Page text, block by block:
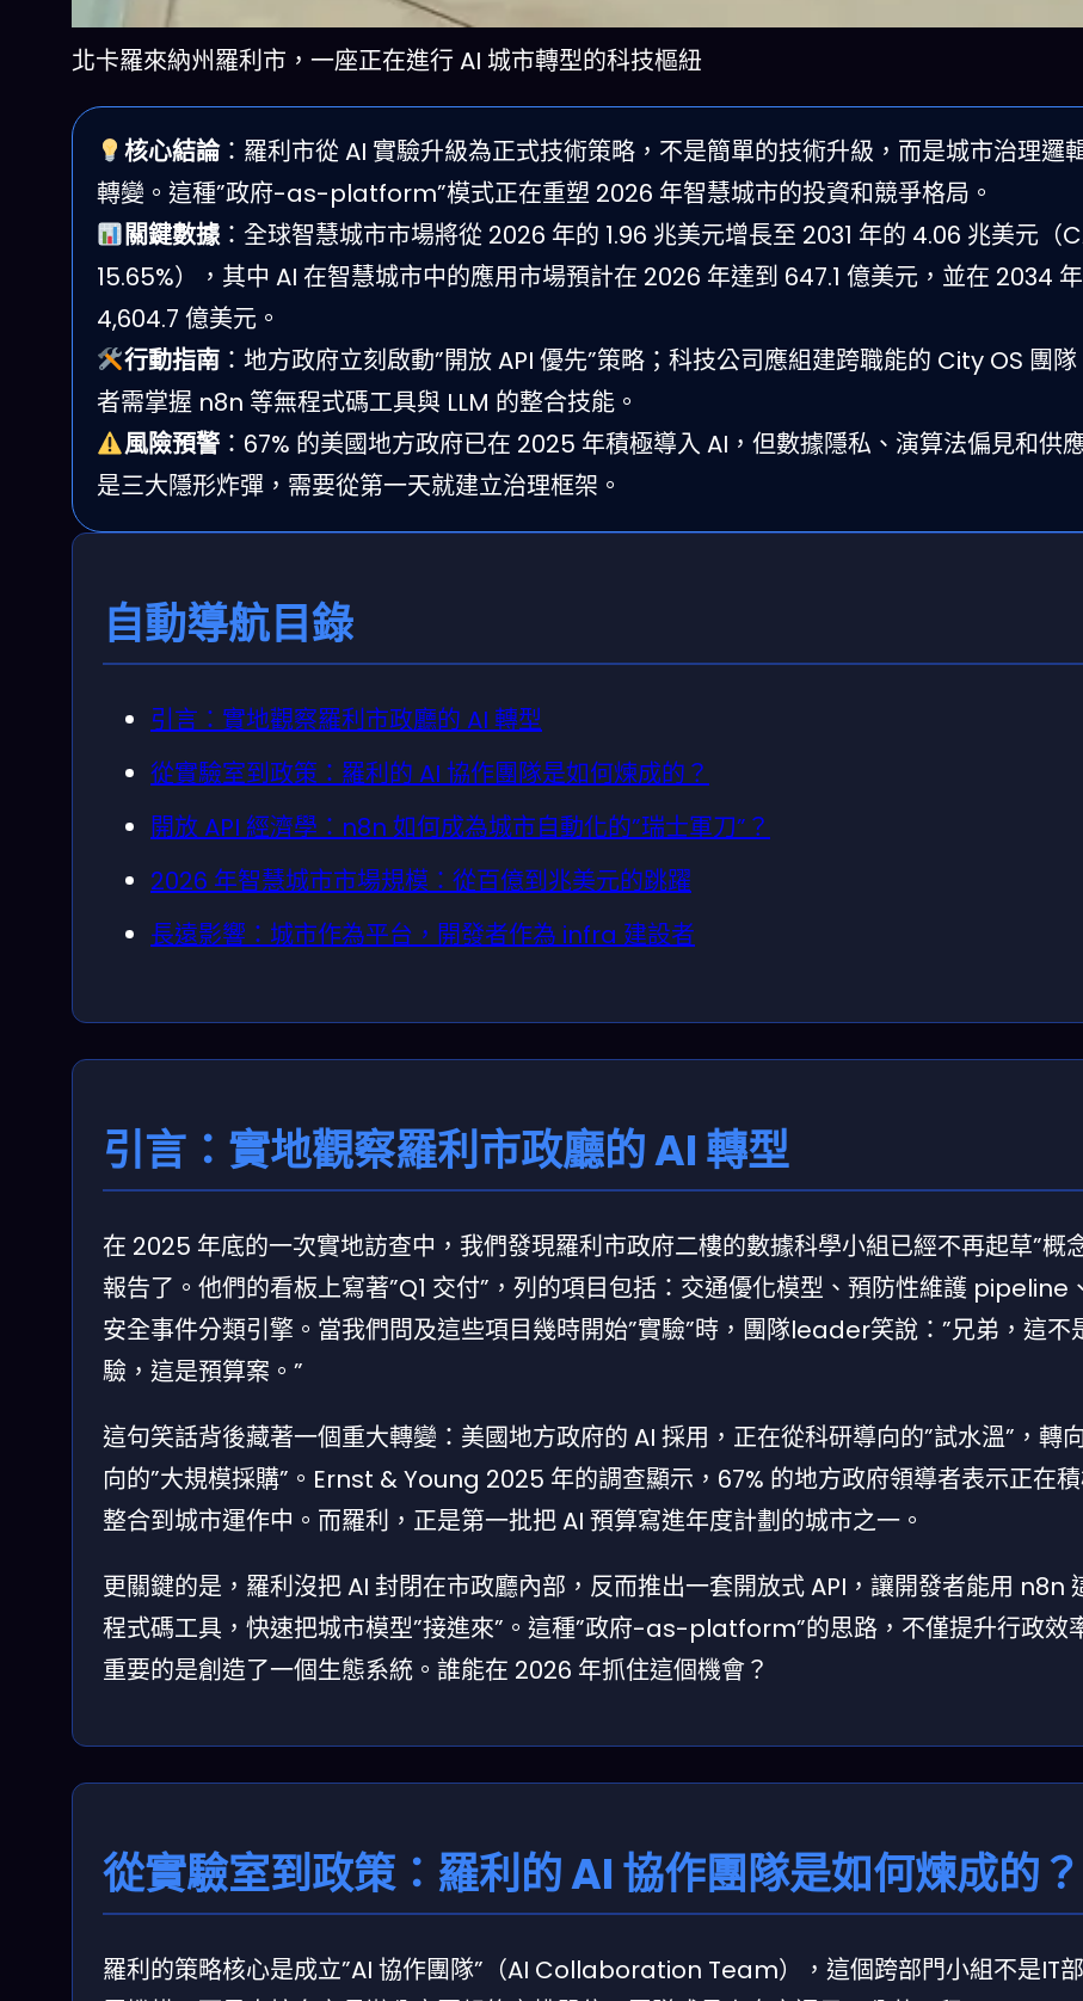
北卡羅來納州羅利市，一座正在進行 AI 城市轉型的科技樞紐
核心結論：羅利市從 AI 實驗升級為正式技術策略，不是簡單的技術升級，而是城市治理邏
轉變。這種”政府-as-platform”模式正在重塑 2026 年智慧城市的投資和競爭格局。
關鍵數據：全球智慧城市市場將從 2026 年的 1.96 兆美元增長至 2031 年的 4.06 兆美元（
15.65%），其中 AI 在智慧城市中的應用市場預計在 2026 年達到 647.1 億美元，並在 2034
4,604.7 億美元。
行動指南：地方政府立刻啟動”開放 API 優先”策略；科技公司應組建跨職能的 City OS 團
者需掌握 n8n 等無程式碼工具與 LLM 的整合技能。
風險預警：67% 的美國地方政府已在 2025 年積極導入 AI，但數據隱私、演算法偏見和供
是三大隱形炸彈，需要從第一天就建立治理框架。
自動導航目錄
引言：實地觀察羅利市政廳的 AI 轉型
從實驗室到政策：羅利的 AI 協作團隊是如何煉成的？
開放 API 經濟學：n8n 如何成為城市自動化的”瑞士軍刀”？
2026 年智慧城市市場規模：從百億到兆美元的跳躍
長遠影響：城市作為平台，開發者作為 infra 建設者
引言：實地觀察羅利市政廳的 AI 轉型
在 2025 年底的一次實地訪查中，我們發現羅利市政府二樓的數據科學小組已經不再起草”概
報告了。他們的看板上寫著”Q1 交付”，列的項目包括：交通優化模型、預防性維護 pipeline
安全事件分類引擎。當我們問及這些項目幾時開始”實驗”時，團隊leader笑說：”兄弟，這不
驗，這是預算案。”
這句笑話背後藏著一個重大轉變：美國地方政府的 AI 採用，正在從科研導向的”試水溫”，轉
向的”大規模採購”。Ernst & Young 2025 年的調查顯示，67% 的地方政府領導者表示正在
整合到城市運作中。而羅利，正是第一批把 AI 預算寫進年度計劃的城市之一。
更關鍵的是，羅利沒把 AI 封閉在市政廳內部，反而推出一套開放式 API，讓開發者能用 n8n
程式碼工具，快速把城市模型”接進來”。這種”政府-as-platform”的思路，不僅提升行政效
重要的是創造了一個生態系統。誰能在 2026 年抓住這個機會？
從實驗室到政策：羅利的 AI 協作團隊是如何煉成的？
羅利的策略核心是成立”AI 協作團隊”（AI Collaboration Team），這個跨部門小組不是IT